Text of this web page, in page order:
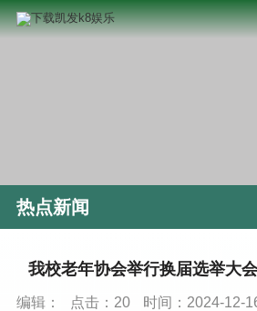
热点新闻
我校老年协会举行换届选举大
编辑： 点击： 20 时间：2024-12-